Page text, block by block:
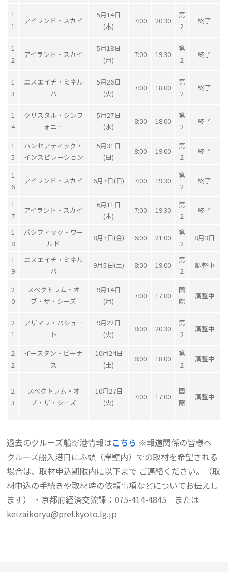
1
1
アイランド・スカイ
5月14日
(木)
7:00 20:30
第
2
終了
1
2
アイランド・スカイ
5月18日
(月)
7:00 19:30
第
2
終了
1
3
エスエイチ・ミネル
バ
5月26日
(火)
7:00 18:00
第
2
終了
1
4
クリスタル・シンフ
ォニー
5月27日
(水)
8:00 18:00
第
2
終了
1
5
ハンセアティック・
インスピレーション
5月31日
(日)
8:00 19:00
第
2
終了
1
6
アイランド・スカイ 6月7日(日) 7:00 19:30
第
2
終了
1
7
アイランド・スカイ
6月11日
(木)
7:00 19:30
第
2
終了
1
8
パシフィック・ワー
ルド
8月7日(金) 6:00 21:00
第
2
8月3日
1
9
エスエイチ・ミネル
バ
9月5日(土) 8:00 19:00
第
2
調整中
2
0
スペクトラム・オ
ブ・ザ・シーズ
9月14日
(月)
7:00 17:00
国
際
調整中
2
1
アザマラ・パシュ―
ト
9月22日
(火)
8:00 20:30
第
2
調整中
2
2
イースタン・ビーナ
ス
10月24日
(土)
8:00 18:00
第
2
調整中
2
3
スペクトラム・オ
ブ・ザ・シーズ
10月27日
(火)
7:00 17:00
国
際
調整中
過去のクルーズ船寄港情報はこちら ※報道関係の皆様へ
クルーズ船入港日にふ頭（岸壁内）での取材を希望される
場合は、取材申込期限内に以下まで ご連絡ください。（取
材申込の手続きや取材時の依頼事項などについてお伝えし
ます） ・京都府経済交流課：075-414-4845 または
keizaikoryu@pref.kyoto.lg.jp